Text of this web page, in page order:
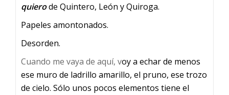
quierode Quintero, León y Quiroga.
Papeles amontonados.
Desorden.
Cuando me vaya de aquí, voy a echar de menos
ese muro de ladrillo amarillo, el pruno, ese trozo
de cielo. Sólo unos pocos elementos tiene el